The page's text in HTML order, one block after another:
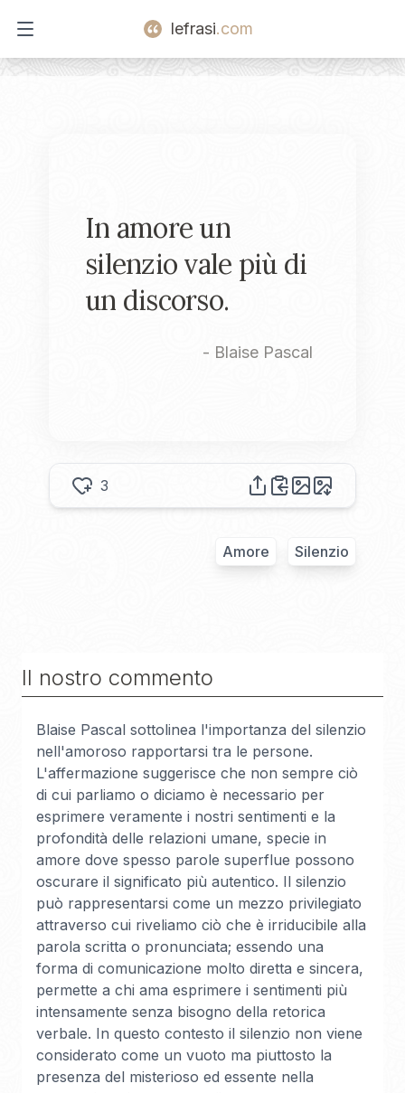
Open main menu
lefrasi.com
In amore un
silenzio vale più di
un discorso.
- Blaise Pascal
3
Amore Silenzio
Il nostro commento
Blaise Pascal sottolinea l'importanza del silenzio
nell'amoroso rapportarsi tra le persone.
L'affermazione suggerisce che non sempre ciò
di cui parliamo o diciamo è necessario per
esprimere veramente i nostri sentimenti e la
profondità delle relazioni umane, specie in
amore dove spesso parole superflue possono
oscurare il significato più autentico. Il silenzio
può rappresentarsi come un mezzo privilegiato
attraverso cui riveliamo ciò che è irriducibile alla
parola scritta o pronunciata; essendo una
forma di comunicazione molto diretta e sincera,
permette a chi ama esprimere i sentimenti più
intensamente senza bisogno della retorica
verbale. In questo contesto il silenzio non viene
considerato come un vuoto ma piuttosto la
presenza del misterioso ed essente nella